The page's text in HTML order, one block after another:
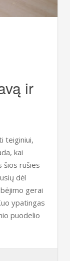
ir
teiginiui,
kai
šios rūšies
dėl
gerai
ypatingas
puodelio